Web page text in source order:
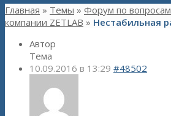
Главная » Темы » Форум по
компании ZETLAB » Нестабильная
Автор
Тема
10.09.2016 в 13:29 #48502